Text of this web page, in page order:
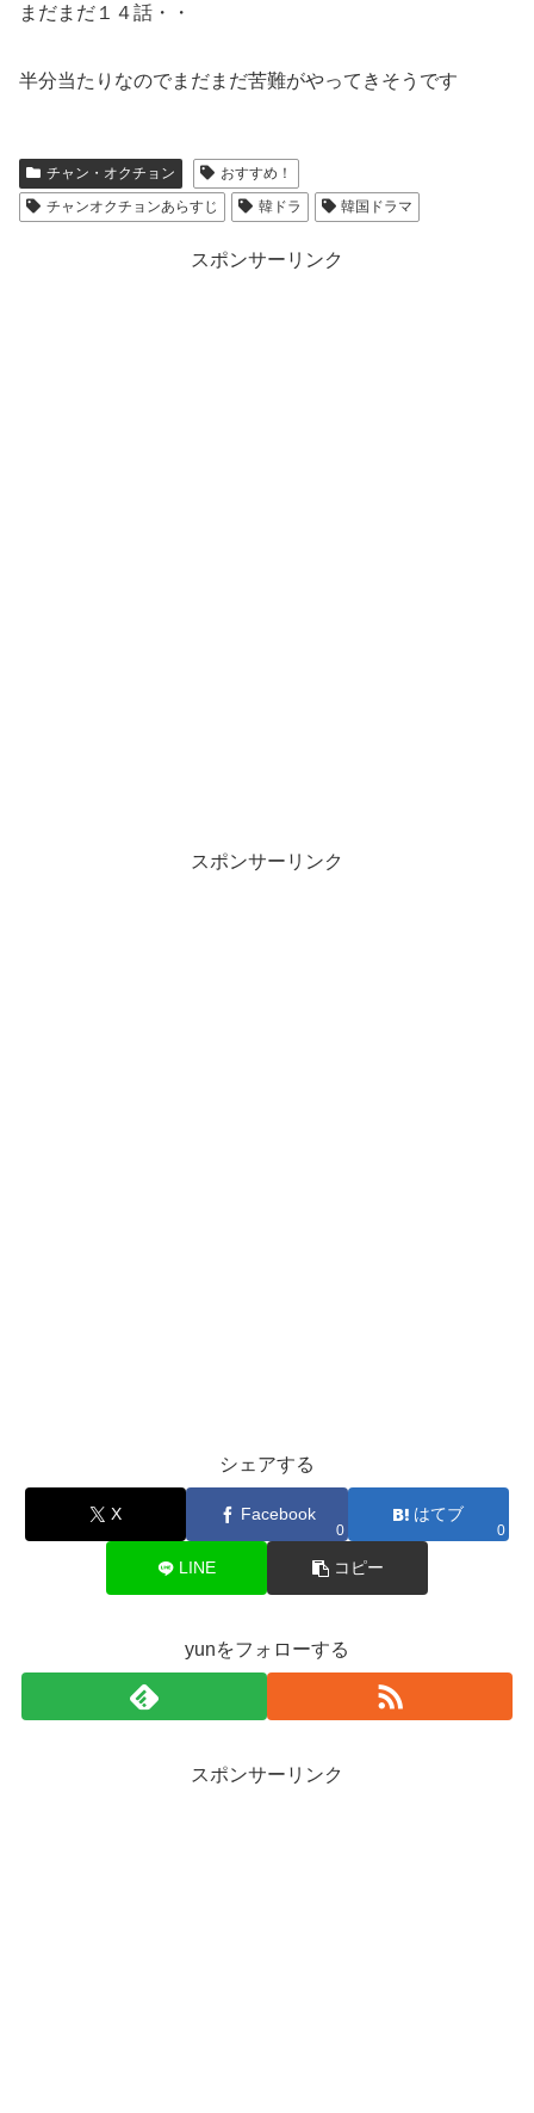
まだまだ１４話・・
半分当たりなのでまだまだ苦難がやってきそうです
チャン・オクチョン
おすすめ！
チャンオクチョンあらすじ
韓ドラ 韓国ドラマ
スポンサーリンク
スポンサーリンク
シェアする
X Facebook
0
はてブ
0
LINE コピー
yunをフォローする
スポンサーリンク